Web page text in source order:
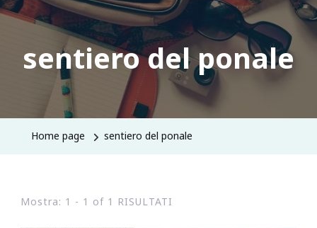
sentiero del ponale
Home page sentiero del ponale
Mostra: 1 - 1 of 1 RISULTATI